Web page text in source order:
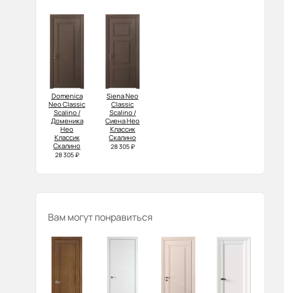
Domenica
Neo Classic
Scalino /
Доменика
Нео
Классик
Скалино
28 305 ₽
Siena Neo
Classic
Scalino /
Сиена Нео
Классик
Скалино
28 305 ₽
Вам могут понравиться